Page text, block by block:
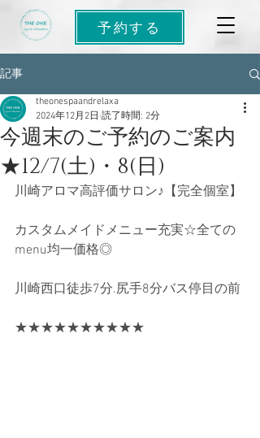
予約する
記事
今週末のご予約のご案内
★12/7(土)・8(日)
theonespaandrelaxa
2024年12月2日 読了時間: 2分
川崎アロマ高評価サロン♪【完全個室】
カスタムメイドメニュー充実☆全ての
menu均一価格◎
川崎西口徒歩7分.尻手8分バス停目の前
★★★★★★★★★★